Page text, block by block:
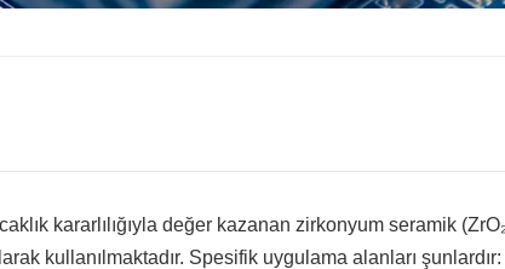
kararlılığıyla değer kazanan zirkonyum seramik
kullanılmaktadır. Spesifik uygulama alanları şunlardır: